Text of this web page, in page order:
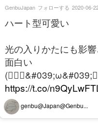
ハート型可愛い
光の入りかたにも影
面白い
(๑⃙⃘&#039;ω&#039;
https://t.co/
genbu@Japan@Genbu...
GenbuJapan フォローする 2020-06-